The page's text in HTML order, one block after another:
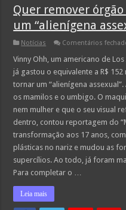
Quer remover
um “alienígena
Notícias Comentários
Vinny Ohh, um americano de
já gastou o equivalente a R$
tornar um “alienígena
os mamilos e o umbigo. O
nem mulher e que o seu visual
dentro, contou reportagem do
transformação aos 17 anos,
plásticas no nariz e mudou as
supercílios. Ao todo, já foram
Para completar o …
Leia mais